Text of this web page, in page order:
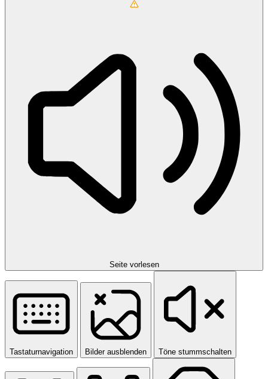
Seite vorlesen
Tastaturnavigation Bilder ausblenden Töne stummschalten